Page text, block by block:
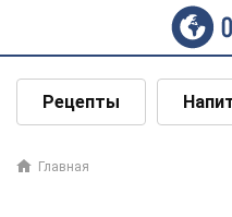
Рецепты
Главная